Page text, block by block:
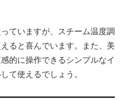
ていますが、スチーム温度調
ると喜んでいます。また、美
的に操作できるシンプルなイ
て使えるでしょう。